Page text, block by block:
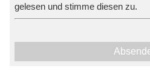
gelesen und stimme diesen zu.